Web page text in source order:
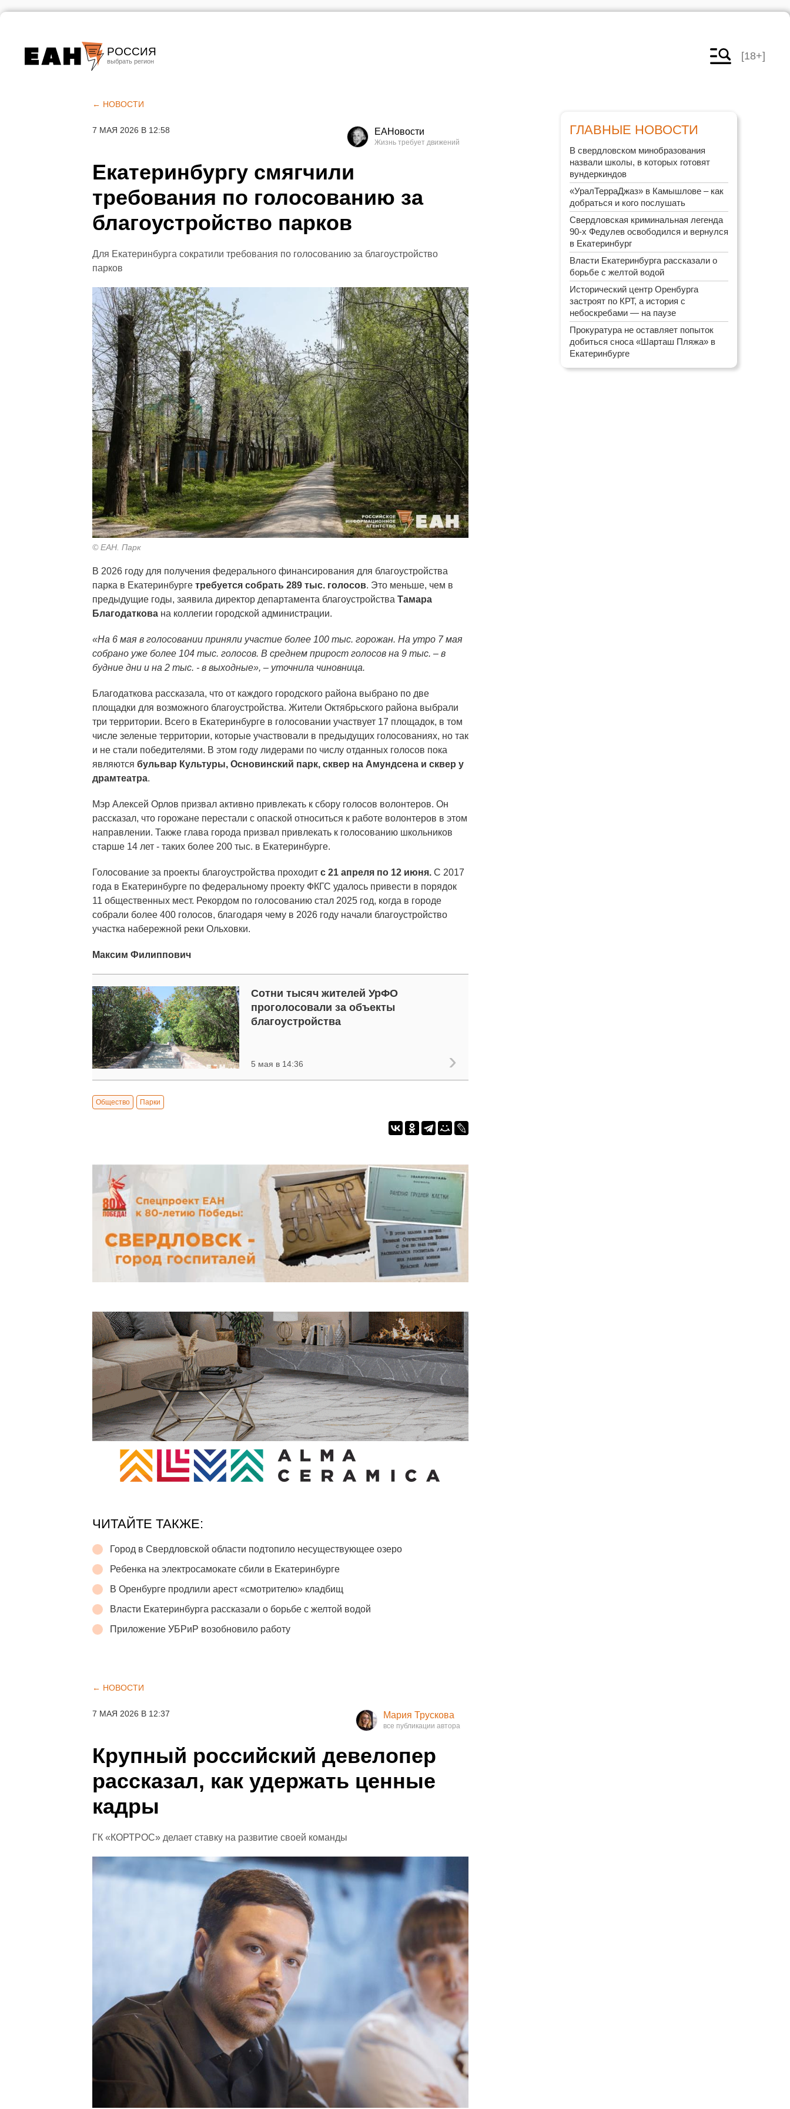
РОССИЯ
Челябинск
[18+]
← НОВОСТИ
7 МАЯ 2026 В 12:58 ЕАНовости
Екатеринбургу смягчили
требования по голосованию за
благоустройство парков
Для Екатеринбурга сократили требования по голосованию за благоустройство
парков
© ЕАН. Парк
В 2026 году для получения федерального финансирования для благоустройства
парка в Екатеринбурге требуется собрать 289 тыс. голосов. Это меньше, чем в
предыдущие годы, заявила директор департамента благоустройства Тамара
Благодаткова на коллегии городской администрации.
«На 6 мая в голосовании приняли участие более 100 тыс. горожан. На утро 7 мая
собрано уже более 104 тыс. голосов. В среднем прирост голосов на 9 тыс. – в
будние дни и на 2 тыс. - в выходные», – уточнила чиновница.
Благодаткова рассказала, что от каждого городского района выбрано по две
площадки для возможного благоустройства. Жители Октябрьского района выбрали
три территории. Всего в Екатеринбурге в голосовании участвует 17 площадок, в том
числе зеленые территории, которые участвовали в предыдущих голосованиях, но так
и не стали победителями. В этом году лидерами по числу отданных голосов пока
являются бульвар Культуры, Основинский парк, сквер на Амундсена и сквер у
драмтеатра.
Мэр Алексей Орлов призвал активно привлекать к сбору голосов волонтеров. Он
рассказал, что горожане перестали с опаской относиться к работе волонтеров в этом
направлении. Также глава города призвал привлекать к голосованию школьников
старше 14 лет - таких более 200 тыс. в Екатеринбурге.
Голосование за проекты благоустройства проходит с 21 апреля по 12 июня. С 2017
года в Екатеринбурге по федеральному проекту ФКГС удалось привести в порядок
11 общественных мест. Рекордом по голосованию стал 2025 год, когда в городе
собрали более 400 голосов, благодаря чему в 2026 году начали благоустройство
участка набережной реки Ольховки.
Максим Филиппович
Сотни тысяч жителей УрФО
проголосовали за объекты
благоустройства
5 мая в 14:36
Общество Парки
ЧИТАЙТЕ ТАКЖЕ:
Город в Свердловской области подтопило несуществующее озеро
Ребенка на электросамокате сбили в Екатеринбурге
В Оренбурге продлили арест «смотрителю» кладбищ
Власти Екатеринбурга рассказали о борьбе с желтой водой
Приложение УБРиР возобновило работу
← НОВОСТИ
7 МАЯ 2026 В 12:37 Мария Трускова
Крупный российский девелопер
рассказал, как удержать ценные
кадры
ГК «КОРТРОС» делает ставку на развитие своей команды
ГЛАВНЫЕ НОВОСТИ
В свердловском минобразования
назвали школы, в которых готовят
вундеркиндов
«УралТерраДжаз» в Камышлове – как
добраться и кого послушать
Свердловская криминальная легенда
90-х Федулев освободился и вернулся
в Екатеринбург
Власти Екатеринбурга рассказали о
борьбе с желтой водой
Исторический центр Оренбурга
застроят по КРТ, а история с
небоскребами — на паузе
Прокуратура не оставляет попыток
добиться сноса «Шарташ Пляжа» в
Екатеринбурге